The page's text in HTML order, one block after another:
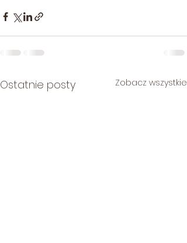
Ostatnie posty Zobacz wszystkie